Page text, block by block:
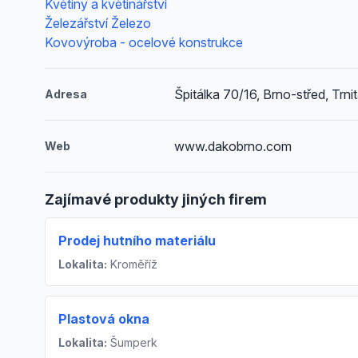
Květiny a květinářství
Železářství Železo
Kovovýroba - ocelové konstrukce
Adresa Špitálka 70/16, Brno-střed,
Web www.dakobrno.com
Zajímavé produkty jiných firem
Prodej hutního materiálu
Lokalita: Kroměříž
Plastová okna
Lokalita: Šumperk